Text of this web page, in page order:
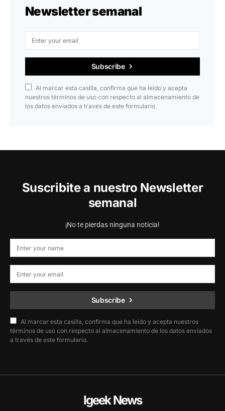
Newsletter semanal
Subscribe
Al marcar esta casilla, confirma que ha leído y acepta
nuestros términos de uso con respecto al almacenamiento de
los datos enviados a través de este formulario.
Suscribite a nuestro Newsletter
semanal
¡No te pierdas ninguna noticia!
Subscribe
Al marcar esta casilla, confirma que ha leído y acepta nuestros
términos de uso con respecto al almacenamiento de los datos enviados
a través de este formulario.
Igeek News